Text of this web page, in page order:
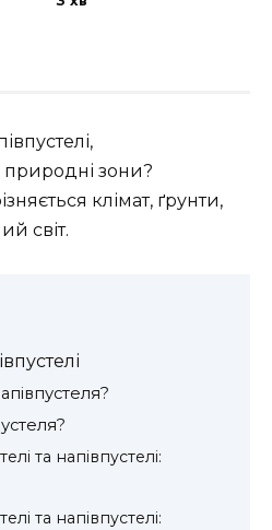
природні зони?
клімат, ґрунти,
світ.
та напівпустелі:
та напівпустелі: